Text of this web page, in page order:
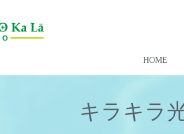
HOME
キラキラ